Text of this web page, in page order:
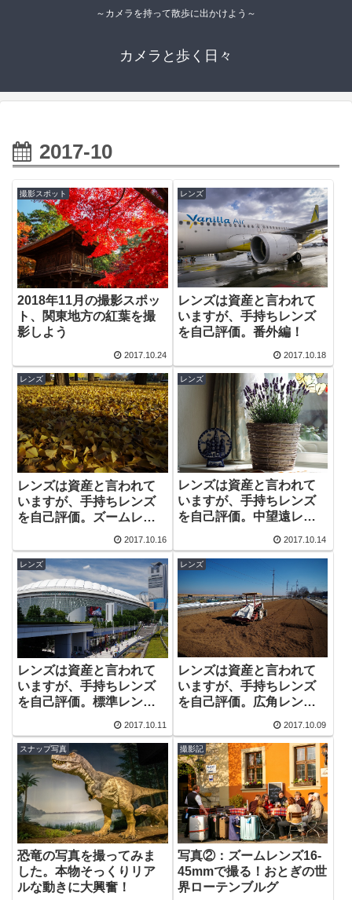
～カメラを持って散歩に出かけよう～
カメラと歩く日々
2017-10
撮影スポット
2018年11月の撮影スポッ
ト、関東地方の紅葉を撮
影しよう
2017.10.24
レンズ
レンズは資産と言われて
いますが、手持ちレンズ
を自己評価。番外編！
2017.10.18
レンズ
レンズは資産と言われて
いますが、手持ちレンズ
を自己評価。ズームレン
2017.10.16
レンズ
レンズは資産と言われて
いますが、手持ちレンズ
を自己評価。中望遠レン
2017.10.14
レンズ
レンズは資産と言われて
いますが、手持ちレンズ
を自己評価。標準レンズ
2017.10.11
レンズ
レンズは資産と言われて
いますが、手持ちレンズ
を自己評価。広角レンズ
2017.10.09
スナップ写真
恐竜の写真を撮ってみま
した。本物そっくりリア
ルな動きに大興奮！
撮影記
写真②：ズームレンズ16-
45mmで撮る！おとぎの世
界ローテンブルグ